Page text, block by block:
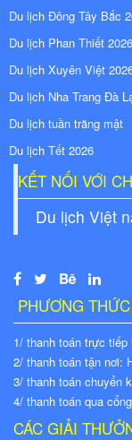
Du lịch Đông Tây Bắc
Du lịch Phan Thiết 2026
Du lịch Xuyên Việt
Du lịch Nha Trang Đà
Du lịch tuần trăng mật
Du lịch Tết 2026
KẾT NỐI VỚI
Du lịch Việt
PHƯƠNG
1/ thanh toán trực
2/ thanh toán tận nơi:
3/ thanh toán chuyển
4/ thanh toán qua
CÁC GIẢI